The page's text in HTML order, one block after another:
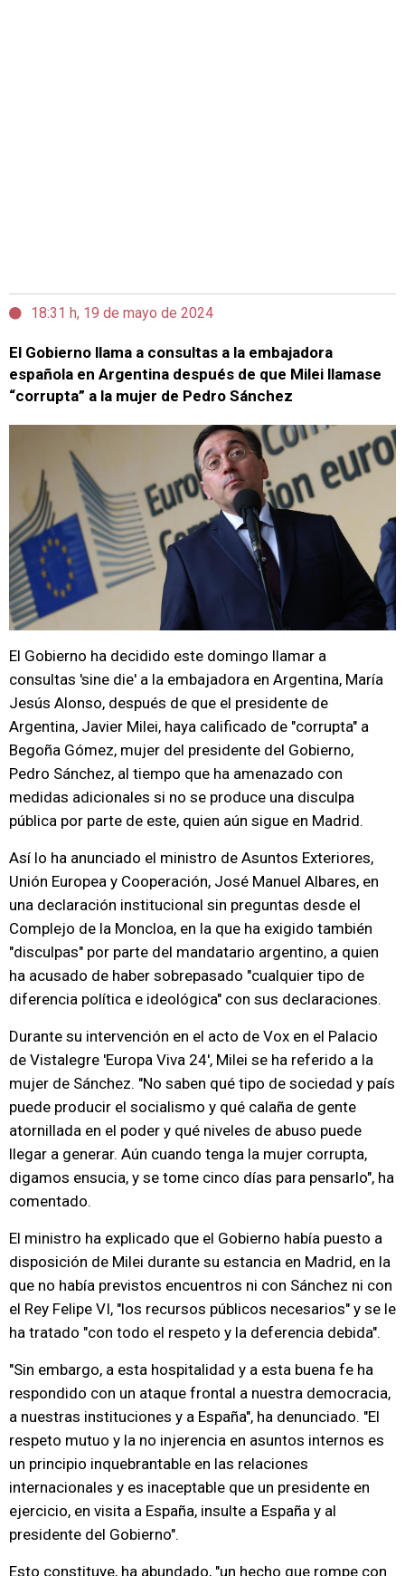
18:31 h, 19 de mayo de 2024
El Gobierno llama a consultas a la embajadora
española en Argentina después de que Milei llamase
“corrupta” a la mujer de Pedro Sánchez
El Gobierno ha decidido este domingo llamar a
consultas 'sine die' a la embajadora en Argentina, María
Jesús Alonso, después de que el presidente de
Argentina, Javier Milei, haya calificado de "corrupta" a
Begoña Gómez, mujer del presidente del Gobierno,
Pedro Sánchez, al tiempo que ha amenazado con
medidas adicionales si no se produce una disculpa
pública por parte de este, quien aún sigue en Madrid.
Así lo ha anunciado el ministro de Asuntos Exteriores,
Unión Europea y Cooperación, José Manuel Albares, en
una declaración institucional sin preguntas desde el
Complejo de la Moncloa, en la que ha exigido también
"disculpas" por parte del mandatario argentino, a quien
ha acusado de haber sobrepasado "cualquier tipo de
diferencia política e ideológica" con sus declaraciones.
Durante su intervención en el acto de Vox en el Palacio
de Vistalegre 'Europa Viva 24', Milei se ha referido a la
mujer de Sánchez. "No saben qué tipo de sociedad y país
puede producir el socialismo y qué calaña de gente
atornillada en el poder y qué niveles de abuso puede
llegar a generar. Aún cuando tenga la mujer corrupta,
digamos ensucia, y se tome cinco días para pensarlo", ha
comentado.
El ministro ha explicado que el Gobierno había puesto a
disposición de Milei durante su estancia en Madrid, en la
que no había previstos encuentros ni con Sánchez ni con
el Rey Felipe VI, "los recursos públicos necesarios" y se le
ha tratado "con todo el respeto y la deferencia debida".
"Sin embargo, a esta hospitalidad y a esta buena fe ha
respondido con un ataque frontal a nuestra democracia,
a nuestras instituciones y a España", ha denunciado. "El
respeto mutuo y la no injerencia en asuntos internos es
un principio inquebrantable en las relaciones
internacionales y es inaceptable que un presidente en
ejercicio, en visita a España, insulte a España y al
presidente del Gobierno".
Esto constituye, ha abundado, "un hecho que rompe con